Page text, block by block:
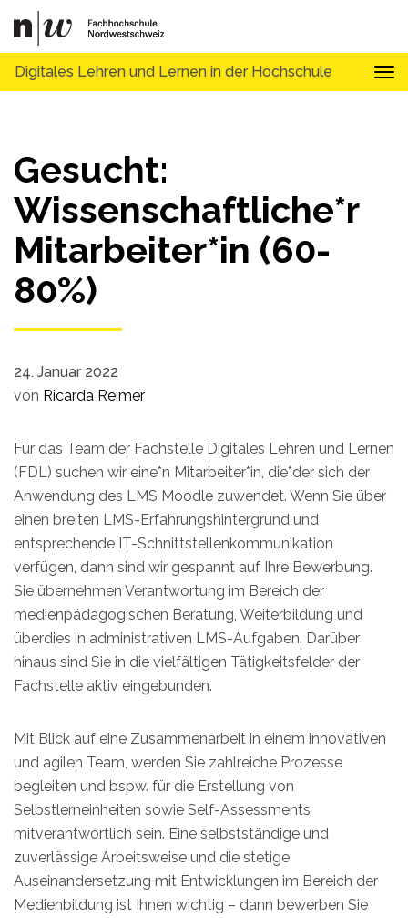
Digitales Lehren und Lernen in der Hochschule
Gesucht:
Wissenschaftliche*r
Mitarbeiter*in (60-
80%)
24. Januar 2022
von Ricarda Reimer
Für das Team der Fachstelle Digitales Lehren und Lernen
(FDL) suchen wir eine*n Mitarbeiter*in, die*der sich der
Anwendung des LMS Moodle zuwendet. Wenn Sie über
einen breiten LMS-Erfahrungshintergrund und
entsprechende IT-Schnittstellenkommunikation
verfügen, dann sind wir gespannt auf Ihre Bewerbung.
Sie übernehmen Verantwortung im Bereich der
medienpädagogischen Beratung, Weiterbildung und
überdies in administrativen LMS-Aufgaben. Darüber
hinaus sind Sie in die vielfältigen Tätigkeitsfelder der
Fachstelle aktiv eingebunden.
Mit Blick auf eine Zusammenarbeit in einem innovativen
und agilen Team, werden Sie zahlreiche Prozesse
begleiten und bspw. für die Erstellung von
Selbstlerneinheiten sowie Self-Assessments
mitverantwortlich sein. Eine selbstständige und
zuverlässige Arbeitsweise und die stetige
Auseinandersetzung mit Entwicklungen im Bereich der
Medienbildung ist Ihnen wichtig – dann bewerben Sie